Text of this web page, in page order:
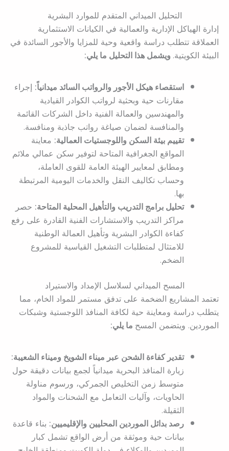
التحليل الميداني المتقدم للموارد البشرية
إدارة الهياكل الإدارية والعمالية في الكيانات الاستثمارية
العملاقة تتطلب دراسة واقعية وحية للمزايا والأجور السائدة في
البيئة الكويتية. ويشمل هذا التحليل ما يلي:
استقصاء هيكل الأجور والرواتب السائد ميدانياً: إجراء
مقارنات حية وبحثية لرواتب الكوادر القيادية
والمهندسين والعمالة الفنية داخل الشركات القائمة
والمنافسة لضمان صياغة رواتب جاذبة ومنافسة.
تقييم بيئة السكن واللوجستيات العمالية: معاينة
المواقع الجغرافية المتاحة لتوفير سكن عمالي ملائم
ومطابق لمعايير الهيئة العامة للقوى العاملة،
وحساب تكاليف النقل والخدمات اليومية المرتبطة
بها.
تحليل برامج التدريب والتأهيل المحلية المتاحة: حصر
مراكز التدريب والاستشارات الفنية القادرة على رفع
كفاءة الكوادر البشرية وتأهيل العمالة الوطنية
للامتثال لمتطلبات التشغيل القياسية للمشروع
الضخم.
المسح الميداني لسلاسل الإمداد والاستيراد
تعتمد المشاريع الضخمة على تدفق مستمر للمواد الخام، مما
يتطلب دراسة ومعاينة حية لكافة المنافذ اللوجستية وشبكات
الموردين. ويتضمن المسح ما يلي:
تقدير كفاءة الشحن عبر ميناء الشويخ وميناء الشعيبة:
زيارة المنافذ البحرية ميدانياً لجمع بيانات دقيقة حول
متوسط زمن التخليص الجمركي، ورسوم مناولة
الحاويات، وآليات التعامل مع الشحنات والمواد
الثقيلة.
رصد بدائل الموردين المحليين والإقليميين: بناء قاعدة
بيانات حية وموثقة من أرض الواقع تشمل كبار